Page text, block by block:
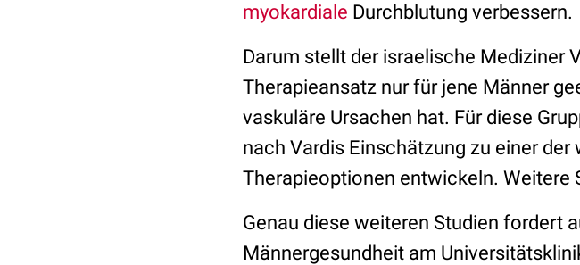
myokardiale Durchblutung verbessern.
Darum stellt der israelische Mediziner
Therapieansatz nur für jene Männer
vaskuläre Ursachen hat. Für diese
nach Vardis Einschätzung zu einer
Therapieoptionen entwickeln. Weitere
Genau diese weiteren Studien fordert
Männergesundheit am